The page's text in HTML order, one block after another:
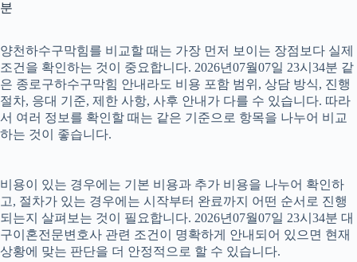
분
양천하수구막힘를 비교할 때는 가장 먼저 보이는 장점보다 실제
조건을 확인하는 것이 중요합니다. 2026년07월07일 23시34분 같
은 종로구하수구막힘 안내라도 비용 포함 범위, 상담 방식, 진행
절차, 응대 기준, 제한 사항, 사후 안내가 다를 수 있습니다. 따라
서 여러 정보를 확인할 때는 같은 기준으로 항목을 나누어 비교
하는 것이 좋습니다.
비용이 있는 경우에는 기본 비용과 추가 비용을 나누어 확인하
고, 절차가 있는 경우에는 시작부터 완료까지 어떤 순서로 진행
되는지 살펴보는 것이 필요합니다. 2026년07월07일 23시34분 대
구이혼전문변호사 관련 조건이 명확하게 안내되어 있으면 현재
상황에 맞는 판단을 더 안정적으로 할 수 있습니다.